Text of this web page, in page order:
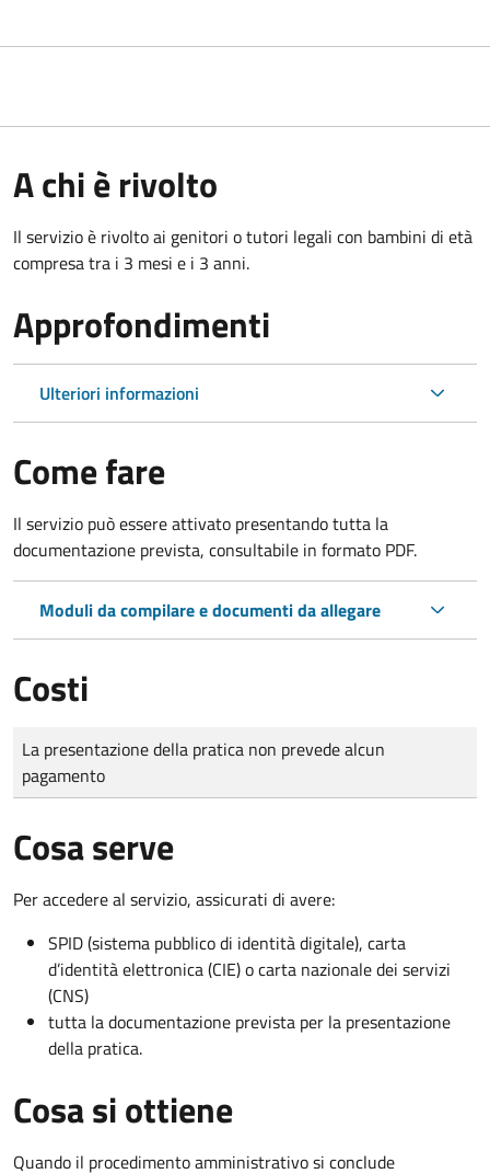
A chi è rivolto
Il servizio è rivolto ai genitori o tutori legali con bambini di età
compresa tra i 3 mesi e i 3 anni.
Approfondimenti
Ulteriori informazioni
Come fare
Il servizio può essere attivato presentando tutta la
documentazione prevista, consultabile in formato PDF.
Moduli da compilare e documenti da allegare
Costi
Tipo di pagamento
Importo
La presentazione della pratica non prevede alcun
pagamento
Cosa serve
Per accedere al servizio, assicurati di avere:
SPID (sistema pubblico di identità digitale), carta
d’identità elettronica (CIE) o carta nazionale dei servizi
(CNS)
tutta la documentazione prevista per la presentazione
della pratica.
Cosa si ottiene
Quando il procedimento amministrativo si conclude